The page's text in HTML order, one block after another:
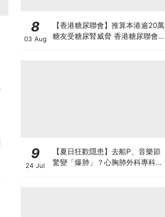
8
03 Aug
【香港糖尿聯會】推算本港逾20萬
糖友受糖尿腎威脅 香港糖尿聯會
9
24 Jul
【夏日狂歡隱患】去船P、音樂節
驚變「爆肺」？心胸肺外科專科醫